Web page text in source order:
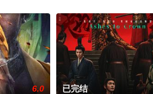
6.0 已完结